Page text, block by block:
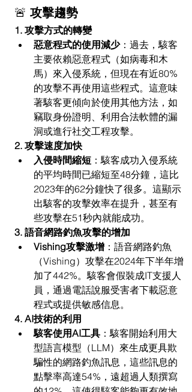
🚨 攻擊趨勢
1. 攻擊方式的轉變
惡意程式的使用減少：過去，駭客
主要依賴惡意程式（如病毒和木
馬）來入侵系統，但現在有近80%
的攻擊不再使用這些程式。這意味
著駭客更傾向於使用其他方法，如
竊取身份證明、利用合法軟體的漏
洞或進行社交工程攻擊。
2. 攻擊速度加快
入侵時間縮短 ：駭客成功入侵系統
的平均時間已縮短至48分鐘，這比
2023年的62分鐘快了很多。這顯示
出駭客的攻擊效率在提升，甚至有
些攻擊在51秒內就能成功。
3. 語音網路釣魚攻擊的增加
Vishing攻擊激增 ：語音網路釣魚
（Vishing）攻擊在2024年下半年增
加了442%。駭客會假裝成IT支援人
員，通過電話說服受害者下載惡意
程式或提供敏感信息。
4. AI技術的利用
駭客使用AI工具 ：駭客開始利用大
型語言模型（LLM）來生成更具欺
騙性的網路釣魚訊息，這些訊息的
點擊率高達54%，遠超過人類撰寫